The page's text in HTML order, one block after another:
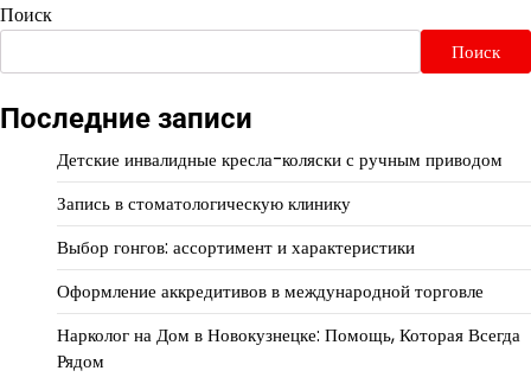
Поиск
Поиск
Последние записи
Детские инвалидные кресла-коляски с ручным приводом
Запись в стоматологическую клинику
Выбор гонгов: ассортимент и характеристики
Оформление аккредитивов в международной торговле
Нарколог на Дом в Новокузнецке: Помощь, Которая Всегда
Рядом